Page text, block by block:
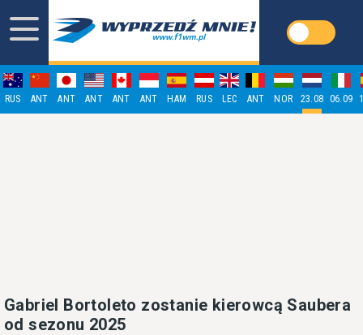
RUS ANT ANT ANT ANT ANT HAM RUS LEC ANT NOR 23.08 06.09
Gabriel Bortoleto zostanie kierowcą Saubera
od sezonu 2025